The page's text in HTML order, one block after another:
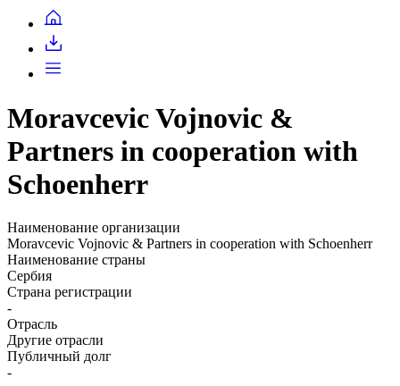
Moravcevic Vojnovic &
Schoenherr
Наименование организации
Наименование страны
Сербия
Страна регистрации